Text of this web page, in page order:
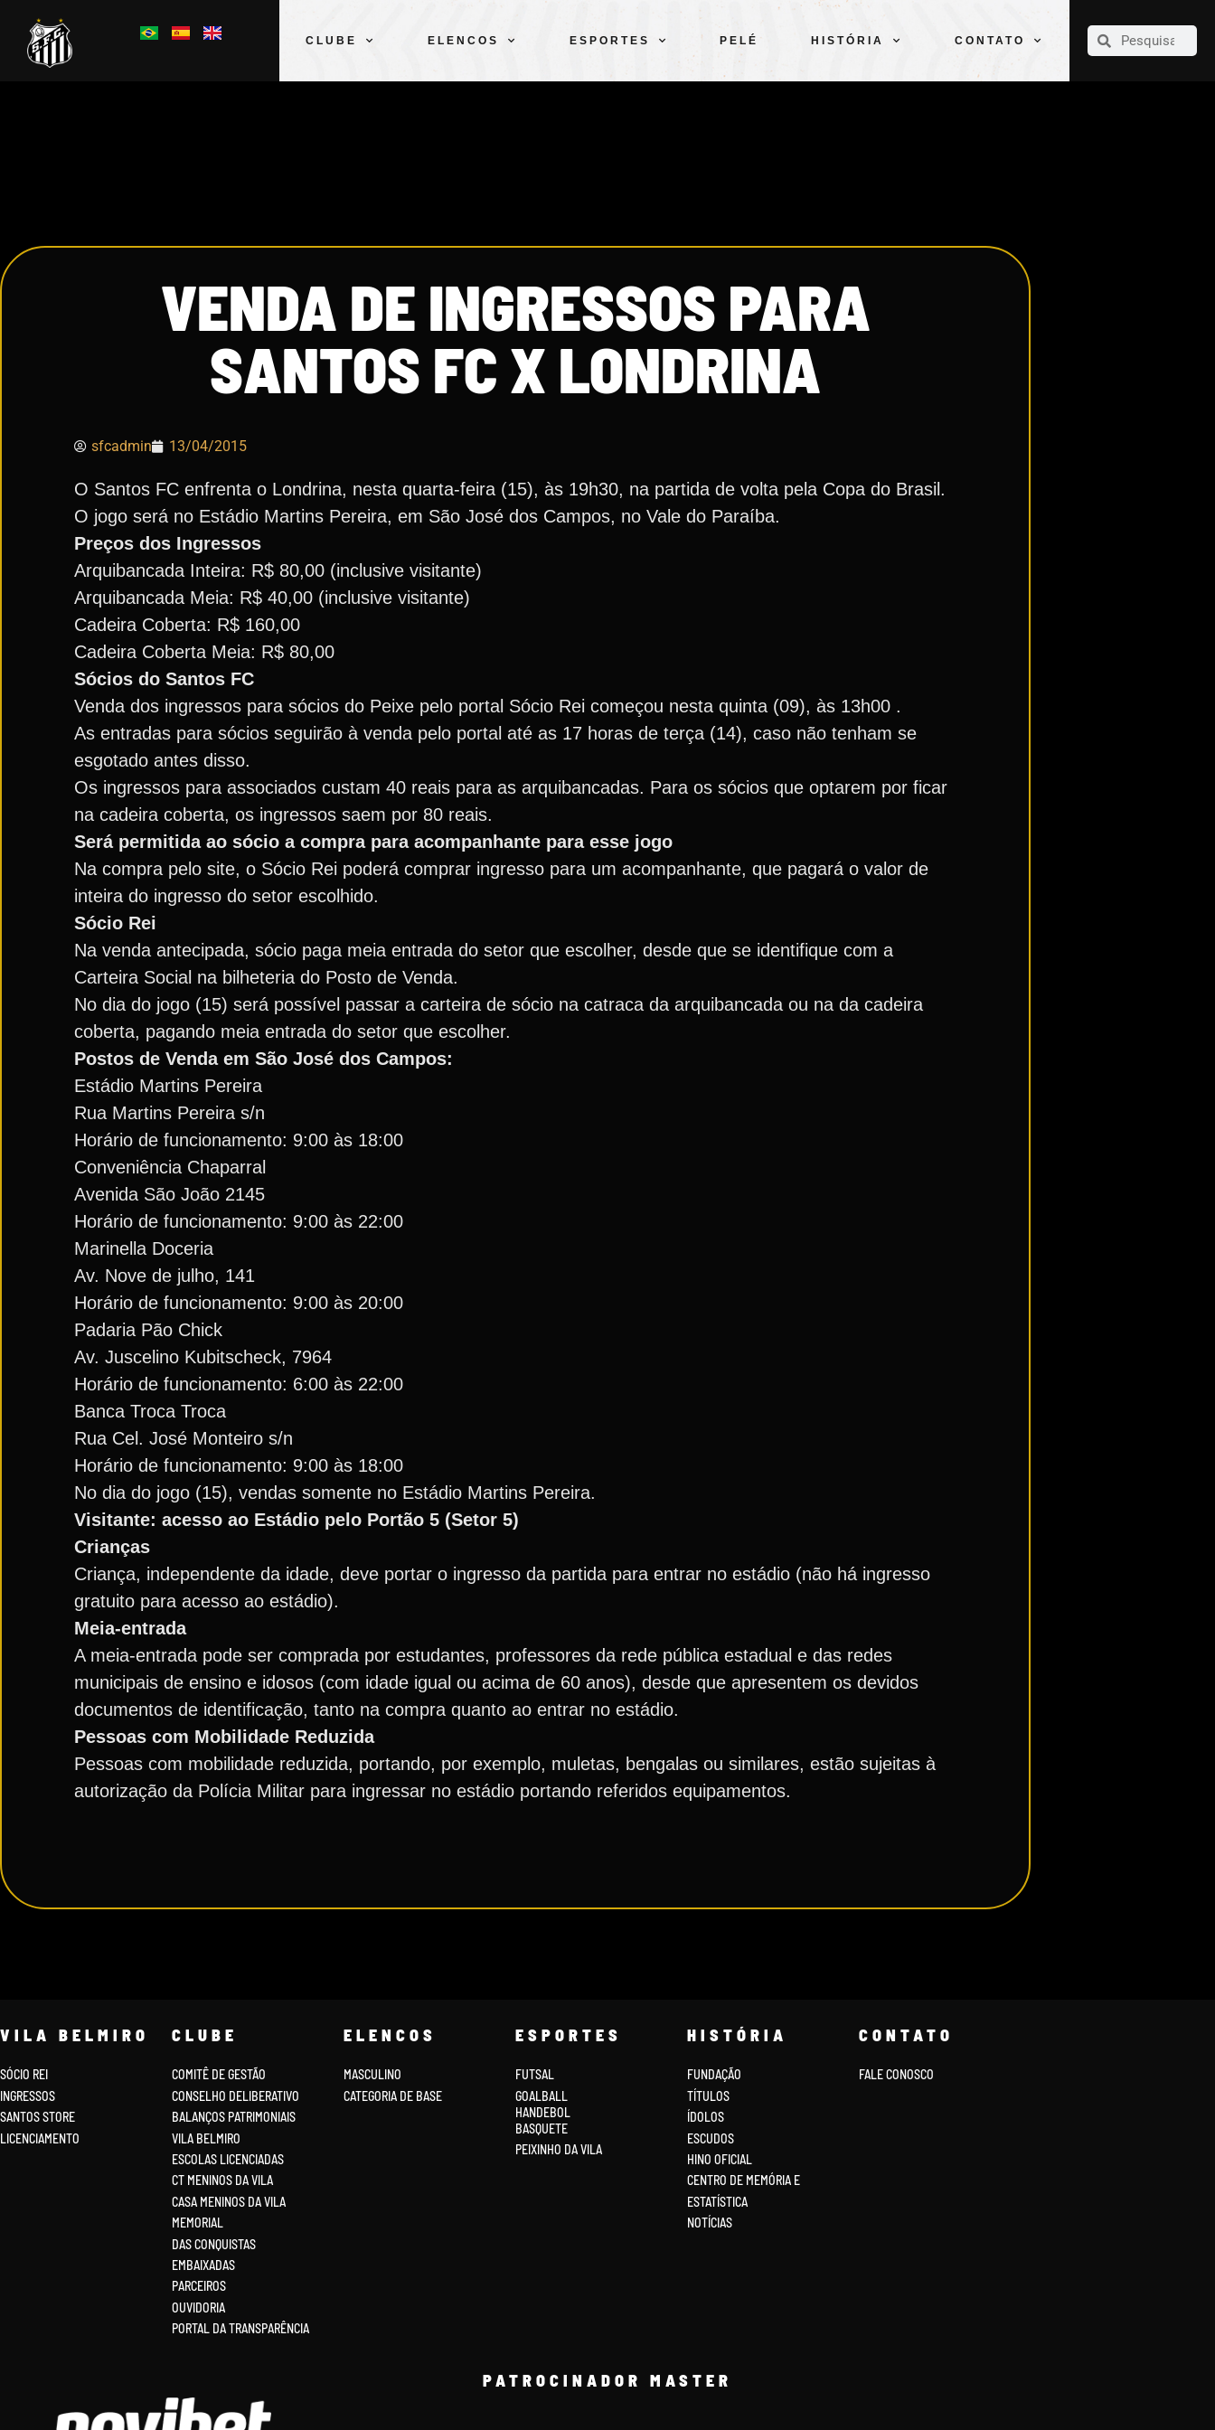
CLUBE ELENCOS ESPORTES PELÉ HISTÓRIA CONTATO
CLUBE
VENDA DE INGRESSOS PARA
SANTOS FC X LONDRINA
sfcadmin 13/04/2015
O Santos FC enfrenta o Londrina, nesta quarta-feira (15), às 19h30, na partida de volta pela Copa do Brasil.
O jogo será no Estádio Martins Pereira, em São José dos Campos, no Vale do Paraíba.
Preços dos Ingressos
Arquibancada Inteira: R$ 80,00 (inclusive visitante)
Arquibancada Meia: R$ 40,00 (inclusive visitante)
Cadeira Coberta: R$ 160,00
Cadeira Coberta Meia: R$ 80,00
Sócios do Santos FC
Venda dos ingressos para sócios do Peixe pelo portal Sócio Rei começou nesta quinta (09), às 13h00 .
As entradas para sócios seguirão à venda pelo portal até as 17 horas de terça (14), caso não tenham se
esgotado antes disso.
Os ingressos para associados custam 40 reais para as arquibancadas. Para os sócios que optarem por ficar
na cadeira coberta, os ingressos saem por 80 reais.
Será permitida ao sócio a compra para acompanhante para esse jogo
Na compra pelo site, o Sócio Rei poderá comprar ingresso para um acompanhante, que pagará o valor de
inteira do ingresso do setor escolhido.
Sócio Rei
Na venda antecipada, sócio paga meia entrada do setor que escolher, desde que se identifique com a
Carteira Social na bilheteria do Posto de Venda.
No dia do jogo (15) será possível passar a carteira de sócio na catraca da arquibancada ou na da cadeira
coberta, pagando meia entrada do setor que escolher.
Postos de Venda em São José dos Campos:
Estádio Martins Pereira
Rua Martins Pereira s/n
Horário de funcionamento: 9:00 às 18:00
Conveniência Chaparral
Avenida São João 2145
Horário de funcionamento: 9:00 às 22:00
Marinella Doceria
Av. Nove de julho, 141
Horário de funcionamento: 9:00 às 20:00
Padaria Pão Chick
Av. Juscelino Kubitscheck, 7964
Horário de funcionamento: 6:00 às 22:00
Banca Troca Troca
Rua Cel. José Monteiro s/n
Horário de funcionamento: 9:00 às 18:00
No dia do jogo (15), vendas somente no Estádio Martins Pereira.
Visitante: acesso ao Estádio pelo Portão 5 (Setor 5)
Crianças
Criança, independente da idade, deve portar o ingresso da partida para entrar no estádio (não há ingresso
gratuito para acesso ao estádio).
Meia-entrada
A meia-entrada pode ser comprada por estudantes, professores da rede pública estadual e das redes
municipais de ensino e idosos (com idade igual ou acima de 60 anos), desde que apresentem os devidos
documentos de identificação, tanto na compra quanto ao entrar no estádio.
Pessoas com Mobilidade Reduzida
Pessoas com mobilidade reduzida, portando, por exemplo, muletas, bengalas ou similares, estão sujeitas à
autorização da Polícia Militar para ingressar no estádio portando referidos equipamentos.
VILA BELMIRO
SÓCIO REI
INGRESSOS
SANTOS STORE
LICENCIAMENTO
CLUBE
COMITÊ DE GESTÃO
CONSELHO DELIBERATIVO
BALANÇOS PATRIMONIAIS
VILA BELMIRO
ESCOLAS LICENCIADAS
CT MENINOS DA VILA
CASA MENINOS DA VILA
MEMORIAL
DAS CONQUISTAS
EMBAIXADAS
PARCEIROS
OUVIDORIA
PORTAL DA TRANSPARÊNCIA
ELENCOS
MASCULINO
CATEGORIA DE BASE
ESPORTES
FUTSAL
GOALBALL
HANDEBOL
BASQUETE
PEIXINHO DA VILA
HISTÓRIA
FUNDAÇÃO
TÍTULOS
ÍDOLOS
ESCUDOS
HINO OFICIAL
CENTRO DE MEMÓRIA E
ESTATÍSTICA
NOTÍCIAS
CONTATO
FALE CONOSCO
PATROCINADOR MASTER